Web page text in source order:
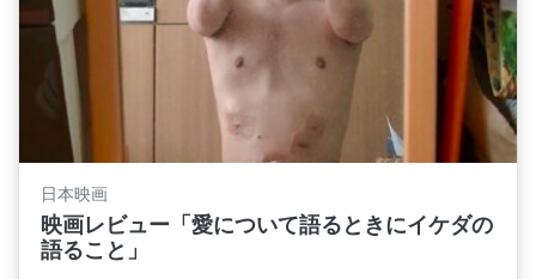
日本映画
映画レビュー「愛について語るときにイケダの
語ること」